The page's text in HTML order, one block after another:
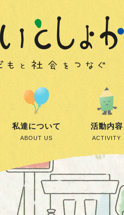
私達について
ABOUT US
活動内容
ACTIVITY